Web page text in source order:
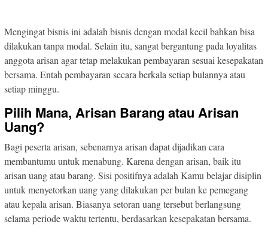
Mengingat bisnis ini adalah bisnis dengan modal kecil bahkan bisa
dilakukan tanpa modal. Selain itu, sangat bergantung pada loyalitas
anggota arisan agar tetap melakukan pembayaran sesuai kesepakatan
bersama. Entah pembayaran secara berkala setiap bulannya atau
setiap minggu.
Pilih Mana, Arisan Barang atau Arisan
Uang?
Bagi peserta arisan, sebenarnya arisan dapat dijadikan cara
membantumu untuk menabung. Karena dengan arisan, baik itu
arisan uang atau barang. Sisi positifnya adalah Kamu belajar disiplin
untuk menyetorkan uang yang dilakukan per bulan ke pemegang
atau kepala arisan. Biasanya setoran uang tersebut berlangsung
selama periode waktu tertentu, berdasarkan kesepakatan bersama.